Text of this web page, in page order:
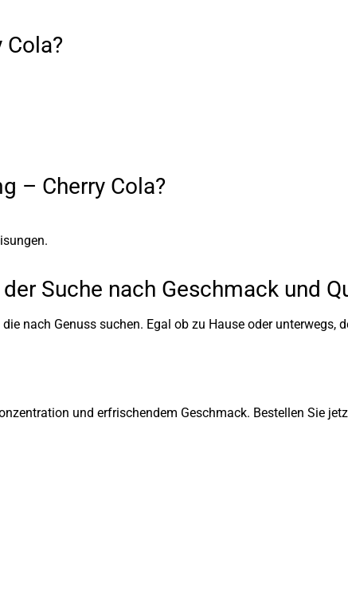
– Cherry Cola?
Suche nach Geschmack und
nach Genuss suchen. Egal ob zu Hause oder unterwegs,
und erfrischendem Geschmack. Bestellen Sie